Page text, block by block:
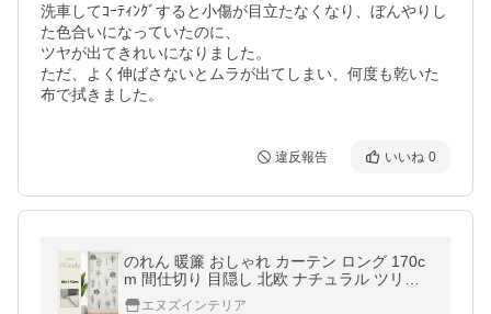
洗車してｺｰﾃｨﾝｸﾞすると小傷が目立たなくなり、ぼんやりし
た色合いになっていたのに、
ツヤが出てきれいになりました。
ただ、よく伸ばさないとムラが出てしまい、何度も乾いた
違反報告 いいね 0
のれん 暖簾 おしゃれ カーテン ロング 170c
m 間仕切り 目隠し 北欧 ナチュラル ツリー
柄 巾85cm ウッディ
エヌズインテリア